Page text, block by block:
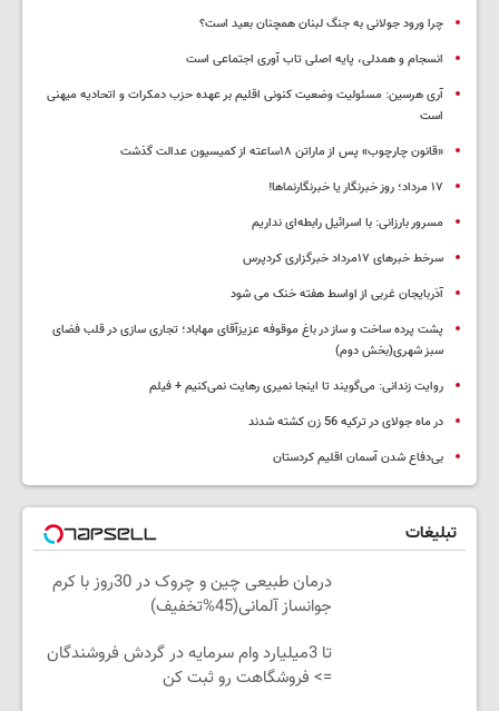
چرا ورود جولانی به جنگ لبنان همچنان بعید است؟
انسجام و همدلی، پایه اصلی تاب آوری اجتماعی است
آری هرسین: مسئولیت وضعیت کنونی اقلیم بر عهده حزب دمکرات و اتحادیه میهنی
است
«قانون چارچوب» پس از ماراتن ۱۸ساعته از کمیسیون عدالت گذشت
١٧ مرداد؛ روز خبرنگار یا خبرنگارنماها!
مسرور بارزانی: با اسرائیل رابطه‌ای نداریم
سرخط خبرهای ۱۷مرداد خبرگزاری کردپرس
آذربایجان غربی از اواسط هفته خنک می شود
پشت پرده ساخت و ساز در باغ موقوفه عزیزآقای مهاباد؛ تجاری سازی در قلب فضای
سبز شهری(بخش دوم)
روایت زندانی: می‌گویند تا اینجا نمیری رهایت نمی‌کنیم + فیلم
در ماه جولای در ترکیه 56 زن کشته شدند
بی‌دفاع شدن آسمان اقلیم کردستان
تبلیغات
درمان طبیعی چین و چروک در 30روز با کرم
جوانساز آلمانی(45%تخفیف)
تا 3میلیارد وام سرمایه در گردش فروشندگان
=> فروشگاهت رو ثبت کن